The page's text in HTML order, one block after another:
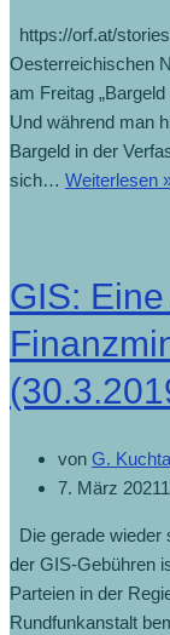
https://orf.at/
Oesterreichischen
am Freitag
Und während man
Bargeld in der
sich… Weiterlesen
GIS:
von G. Kuchta
7. März 2021
Die gerade wieder
der GIS-Gebühren
Parteien in der
Rundfunkanstalt